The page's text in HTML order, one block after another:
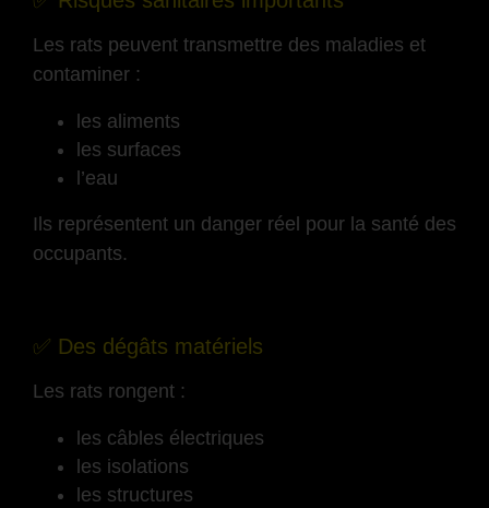
Les rats peuvent transmettre des maladies et
contaminer :
les aliments
les surfaces
l’eau
Ils représentent un danger réel pour la santé des
occupants.
✅ Des dégâts matériels
Les rats rongent :
les câbles électriques
les isolations
les structures